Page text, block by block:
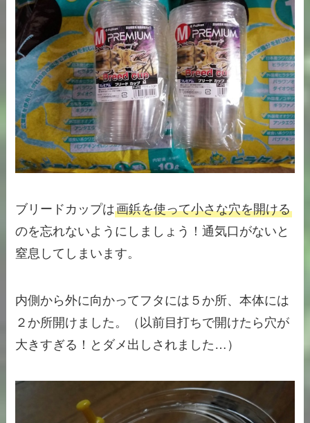
ブリードカップは画鋲を使って小さな穴を開ける
のを忘れないようにしましょう！通気口がないと
窒息してしまいます。
内側から外に向かってフタには５か所、本体には
２か所開けました。（以前目打ちで開けたら穴が
大きすぎる！とダメ出しされました…）